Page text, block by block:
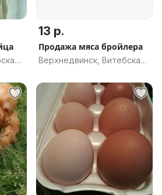
13 р.
Продажа мяса бройлера
Верхнедвинск, Витебская